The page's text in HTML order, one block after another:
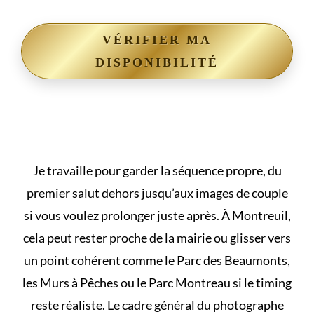
VÉRIFIER MA
DISPONIBILITÉ
Je travaille pour garder la séquence propre, du
premier salut dehors jusqu’aux images de couple
si vous voulez prolonger juste après. À Montreuil,
cela peut rester proche de la mairie ou glisser vers
un point cohérent comme le Parc des Beaumonts,
les Murs à Pêches ou le Parc Montreau si le timing
reste réaliste. Le cadre général du photographe